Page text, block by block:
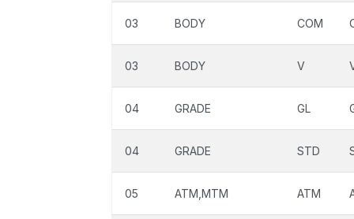
03 BODY COM
03 BODY V
04 GRADE GL
04 GRADE STD
05 ATM,MTM ATM